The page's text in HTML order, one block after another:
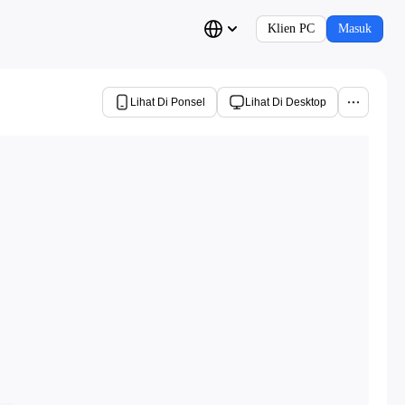
Klien PC Masuk
Lihat Di Ponsel Lihat Di Desktop